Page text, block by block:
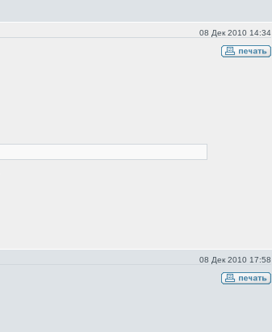
08 Дек 2010 14:34
08 Дек 2010 17:58